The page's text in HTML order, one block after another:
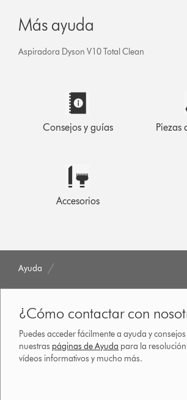
Más ayuda
Aspiradora Dyson V10 Total Clean
Consejos y guías Piezas
Accesorios
Ayuda
¿Cómo contactar con
Puedes acceder fácilmente a ayuda y
nuestras páginas de Ayuda para la
vídeos informativos y mucho más.